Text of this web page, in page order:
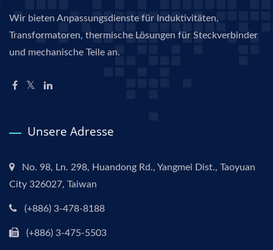
Wir bieten Anpassungsdienste für Induktivitäten,
Transformatoren, thermische Lösungen für Steckverbinder
und mechanische Teile an.
Unsere Adresse
No. 98, Ln. 298, Huandong Rd., Yangmei Dist., Taoyuan
City 326027, Taiwan
(+886) 3-478-8188
(+886) 3-475-5503